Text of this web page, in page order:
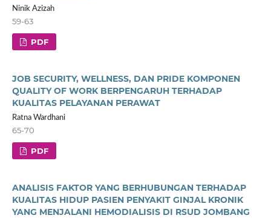
Ninik Azizah
59-63
PDF
JOB SECURITY, WELLNESS, DAN PRIDE KOMPONEN
QUALITY OF WORK BERPENGARUH TERHADAP
KUALITAS PELAYANAN PERAWAT
Ratna Wardhani
65-70
PDF
ANALISIS FAKTOR YANG BERHUBUNGAN TERHADAP
KUALITAS HIDUP PASIEN PENYAKIT GINJAL KRONIK
YANG MENJALANI HEMODIALISIS DI RSUD JOMBANG